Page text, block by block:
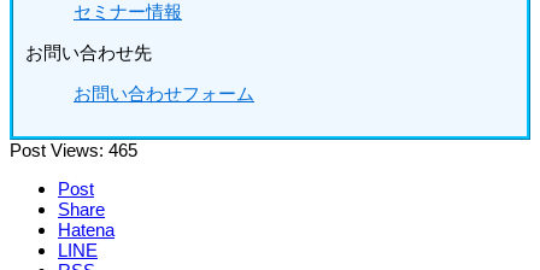
セミナー情報
お問い合わせ先
お問い合わせフォーム
Post Views: 465
Post
Share
Hatena
LINE